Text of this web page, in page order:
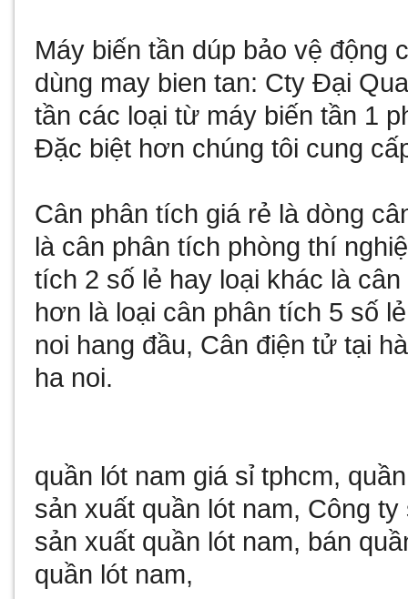
Máy biến tần dúp bảo vệ động
dùng may bien tan: Cty Đại
tần các loại từ máy biến tần 1
Đặc biệt hơn chúng tôi cung
Cân phân tích giá rẻ là dòng
là cân phân tích phòng thí
tích 2 số lẻ hay loại khác là cân
hơn là loại cân phân tích 5 số lẻ
noi hang đầu, Cân điện tử tại
ha noi.
quần lót nam giá sỉ tphcm,
sản xuất quần lót nam, Công ty
sản xuất quần lót nam, bán
quần lót nam,